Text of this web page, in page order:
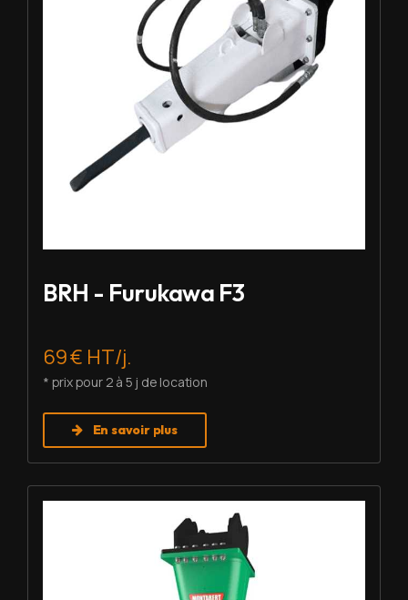
BRH - Furukawa F3
69 € HT/j.
* prix pour 2 à 5 j de location
En savoir plus
Louer BRH - Montabert SC-22